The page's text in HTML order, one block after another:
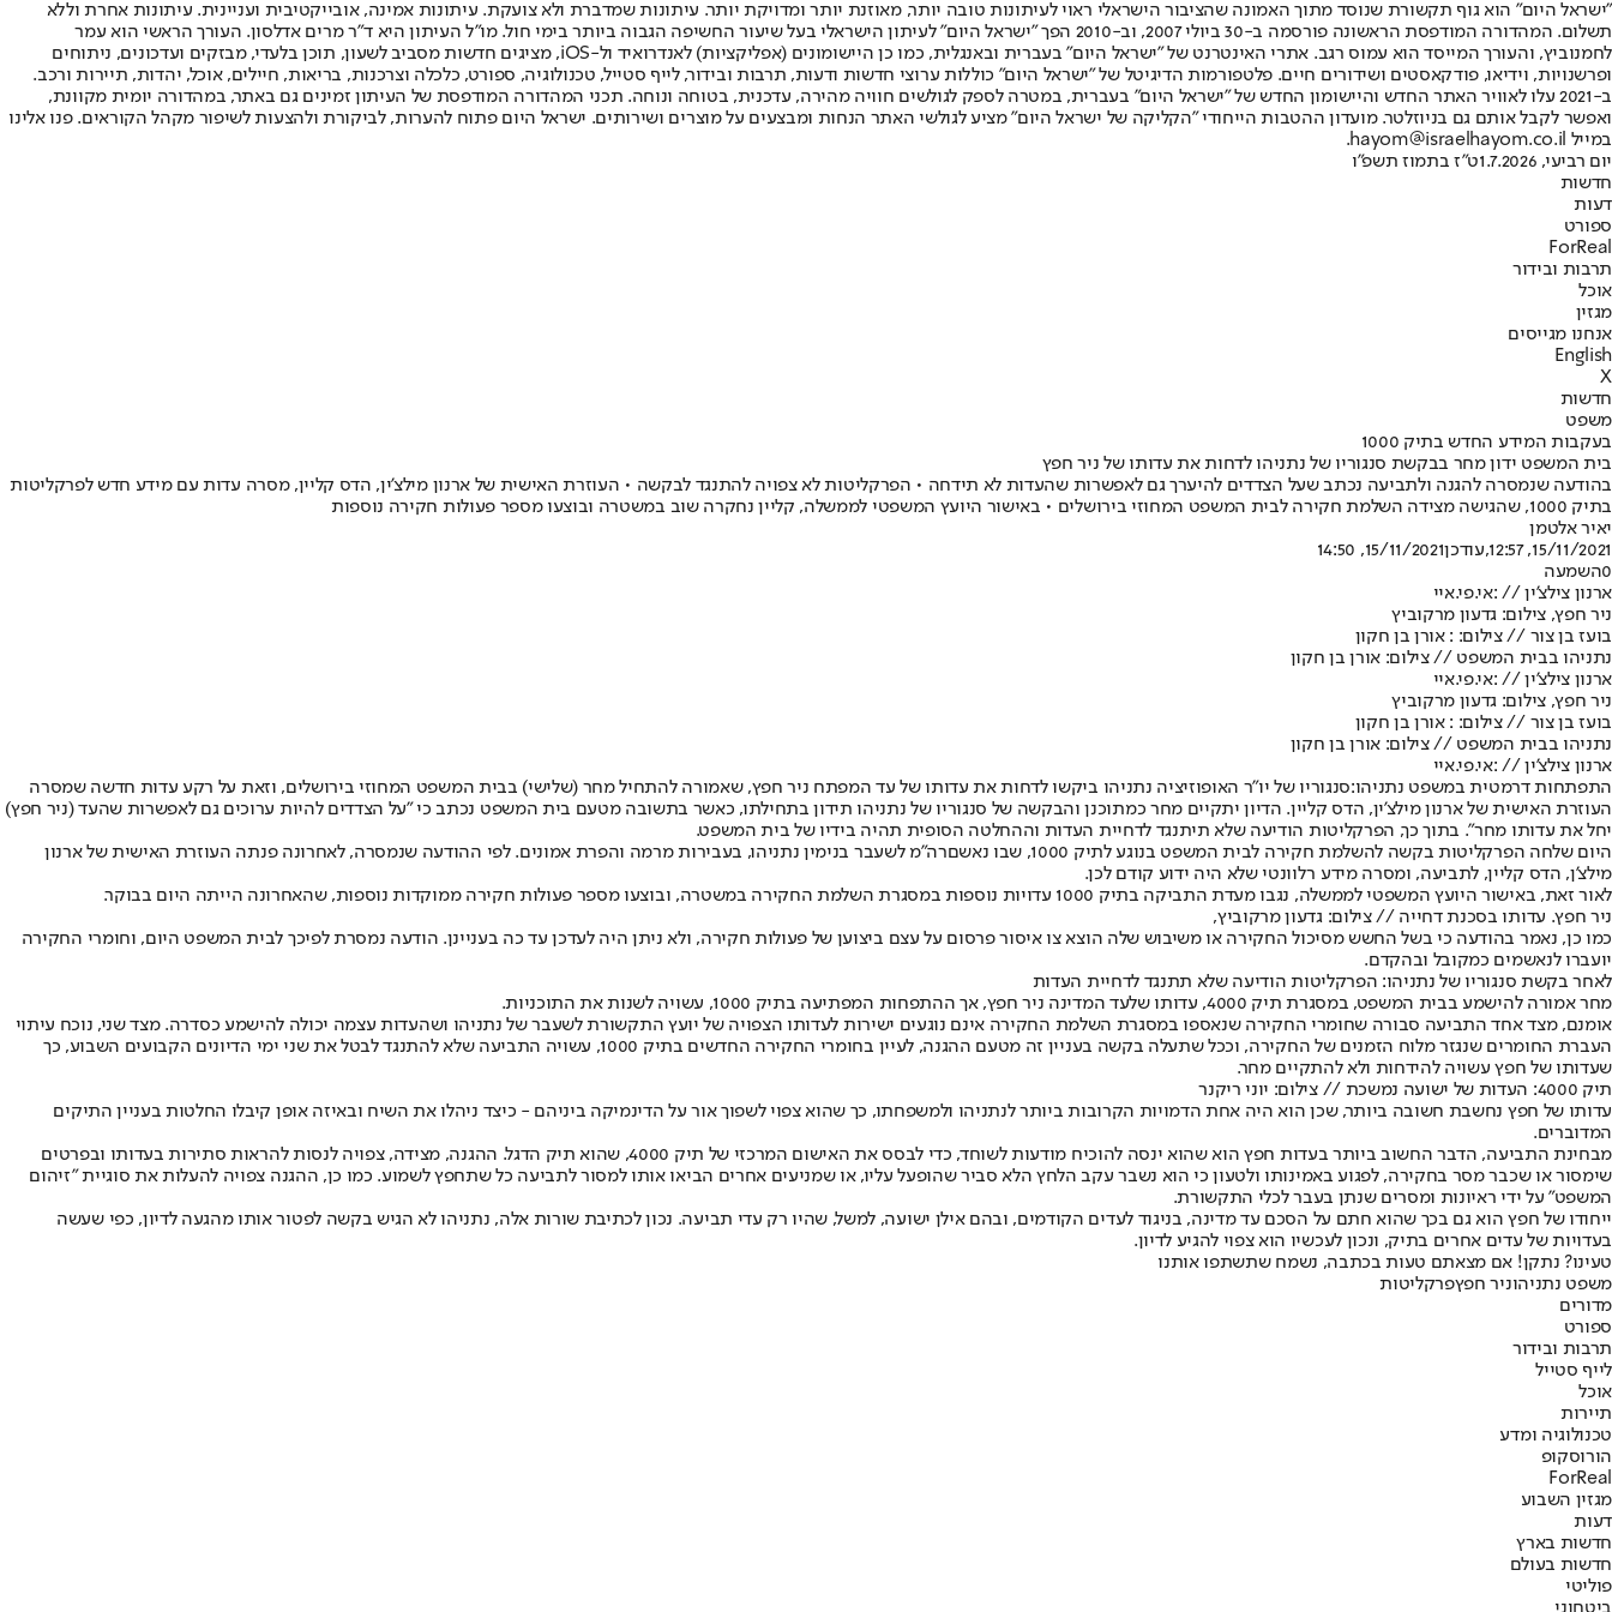
"ישראל היום" הוא גוף תקשורת שנוסד מתוך האמונה שהציבור הישראלי ראוי לעיתונות טובה יותר, מאוזנת יותר ומדויקת יותר. עיתונות שמדברת ולא צועקת. עיתונות אמינה, אובייקטיבית ועניינית. עיתונות אחרת וללא
תשלום. המהדורה המודפסת הראשונה פורסמה ב-30 ביולי 2007, וב-2010 הפך "ישראל היום" לעיתון הישראלי בעל שיעור החשיפה הגבוה ביותר בימי חול. מו"ל העיתון היא ד"ר מרים אדלסון. העורך הראשי הוא עמר
לחמנוביץ, והעורך המייסד הוא עמוס רגב. אתרי האינטרנט של "ישראל היום" בעברית ובאנגלית, כמו כן היישומונים (אפליקציות) לאנדרואיד ול-iOS, מציגים חדשות מסביב לשעון, תוכן בלעדי, מבזקים ועדכונים, ניתוחים
ופרשנויות, וידיאו, פודקאסטים ושידורים חיים. פלטפורמות הדיגיטל של "ישראל היום" כוללות ערוצי חדשות ודעות, תרבות ובידור, לייף סטייל, טכנולוגיה, ספורט, כלכלה וצרכנות, בריאות, חיילים, אוכל, יהדות, תיירות ורכב.
ב-2021 עלו לאוויר האתר החדש והיישומון החדש של "ישראל היום" בעברית, במטרה לספק לגולשים חוויה מהירה, עדכנית, בטוחה ונוחה. תכני המהדורה המודפסת של העיתון זמינים גם באתר, במהדורה יומית מקוונת,
ואפשר לקבל אותם גם בניוזלטר. מועדון ההטבות הייחודי "הקליקה של ישראל היום" מציע לגולשי האתר הנחות ומבצעים על מוצרים ושירותים. ישראל היום פתוח להערות, לביקורת ולהצעות לשיפור מקהל הקוראים. פנו אלינו
במייל hayom@israelhayom.co.il.
יום רביעי, 1.7.2026
ט"ז בתמוז תשפ"ו
חדשות
דעות
ספורט
ForReal
תרבות ובידור
אוכל
מגזין
אנחנו מגייסים
English
X
חדשות
משפט
בעקבות המידע החדש בתיק 1000
בית המשפט ידון מחר בבקשת סנגוריו של נתניהו לדחות את עדותו של ניר חפץ
בהודעה שנמסרה להגנה ולתביעה נכתב שעל הצדדים להיערך גם לאפשרות שהעדות לא תידחה • הפרקליטות לא צפויה להתנגד לבקשה • העוזרת האישית של ארנון מילצ'ין, הדס קליין, מסרה עדות עם מידע חדש לפרקליטות
בתיק 1000, שהגישה מצידה השלמת חקירה לבית המשפט המחוזי בירושלים • באישור היועץ המשפטי לממשלה, קליין נחקרה שוב במשטרה ובוצעו מספר פעולות חקירה נוספות
יאיר אלטמן
15/11/2021, 12:57
,עודכן15/11/2021, 14:50
0השמעה
ארנון צילצ'ין // :אי.פי.איי
ניר חפץ, צילום: גדעון מרקוביץ
בועז בן צור // צילום: : אורן בן חקון
נתניהו בבית המשפט // צילום: אורן בן חקון
ארנון צילצ'ין // :אי.פי.איי
ניר חפץ, צילום: גדעון מרקוביץ
בועז בן צור // צילום: : אורן בן חקון
נתניהו בבית המשפט // צילום: אורן בן חקון
ארנון צילצ'ין // :אי.פי.איי
התפתחות דרמטית במשפט נתניהו:סנגוריו של יו"ר האופוזיציה נתניהו ביקשו לדחות את עדותו של עד המפתח ניר חפץ, שאמורה להתחיל מחר (שלישי) בבית המשפט המחוזי בירושלים, וזאת על רקע עדות חדשה שמסרה
העוזרת האישית של ארנון מילצ'ין, הדס קליין. הדיון יתקיים מחר כמתוכנן והבקשה של סנגוריו של נתניהו תידון בתחילתו, כאשר בתשובה מטעם בית המשפט נכתב כי "על הצדדים להיות ערוכים גם לאפשרות שהעד (ניר חפץ)
יחל את עדותו מחר". בתוך כך, הפרקליטות הודיעה שלא תיתנגד לדחיית העדות וההחלטה הסופית תהיה בידיו של בית המשפט.
היום שלחה הפרקליטות בקשה להשלמת חקירה לבית המשפט בנוגע לתיק 1000, שבו נאשם
רה"מ לשעבר בנימין נתניהו, בעבירות מרמה והפרת אמונים. לפי ההודעה שנמסרה, לאחרונה פנתה העוזרת האישית של ארנון
מילצ'ן, הדס קליין, לתביעה, ומסרה מידע רלוונטי שלא היה ידוע קודם לכן.
לאור זאת, באישור היועץ המשפטי לממשלה, נגבו מעדת התביקה בתיק 1000 עדויות נוספות במסגרת השלמת החקירה במשטרה, ובוצעו מספר פעולות חקירה ממוקדות נוספות, שהאחרונה הייתה היום בבוקר.
ניר חפץ. עדותו בסכנת דחייה // צילום: גדעון מרקוביץ,
כמו כן, נאמר בהודעה כי בשל החשש מסיכול החקירה או משיבוש שלה הוצא צו איסור פרסום על עצם ביצוען של פעולות חקירה, ולא ניתן היה לעדכן עד כה בעניינן. הודעה נמסרת לפיכך לבית המשפט היום, וחומרי החקירה
יועברו לנאשמים כמקובל ובהקדם.
לאחר בקשת סנגוריו של נתניהו: הפרקליטות הודיעה שלא תתנגד לדחיית העדות
מחר אמורה להישמע בבית המשפט, במסגרת תיק 4000, עדותו של
עד המדינה ניר חפץ, אך ההתפחות המפתיעה בתיק 1000, עשויה לשנות את התוכניות.
אומנם, מצד אחד התביעה סבורה שחומרי החקירה שנאספו במסגרת השלמת החקירה אינם נוגעים ישירות לעדותו הצפויה של יועץ התקשורת לשעבר של נתניהו ושהעדות עצמה יכולה להישמע כסדרה. מצד שני, נוכח עיתוי
העברת החומרים שנגזר מלוח הזמנים של החקירה, וככל שתעלה בקשה בעניין זה מטעם ההגנה, לעיין בחומרי החקירה החדשים בתיק 1000, עשויה התביעה שלא להתנגד לבטל את שני ימי הדיונים הקבועים השבוע, כך
שעדותו של חפץ עשויה להידחות ולא להתקיים מחר.
תיק 4000: העדות של ישועה נמשכת // צילום: יוני ריקנר
עדותו של חפץ נחשבת חשובה ביותר, שכן הוא היה אחת הדמויות הקרובות ביותר לנתניהו ולמשפחתו, כך שהוא צפוי לשפוך אור על הדינמיקה ביניהם - כיצד ניהלו את השיח ובאיזה אופן קיבלו החלטות בעניין התיקים
המדוברים.
מבחינת התביעה, הדבר החשוב ביותר בעדות חפץ הוא שהוא ינסה להוכיח מודעות לשוחד, כדי לבסס את האישום המרכזי של תיק 4000, שהוא תיק הדגל. ההגנה, מצידה, צפויה לנסות להראות סתירות בעדותו ובפרטים
שימסור או שכבר מסר בחקירה, לפגוע באמינותו ולטעון כי הוא נשבר עקב הלחץ הלא סביר שהופעל עליו, או שמניעים אחרים הביאו אותו למסור לתביעה כל שתחפץ לשמוע. כמו כן, ההגנה צפויה להעלות את סוגיית "זיהום
המשפט" על ידי ראיונות ומסרים שנתן בעבר לכלי התקשורת.
ייחודו של חפץ הוא גם בכך שהוא חתם על הסכם עד מדינה, בניגוד לעדים הקודמים, ובהם אילן ישועה, למשל, שהיו רק עדי תביעה. נכון לכתיבת שורות אלה, נתניהו לא הגיש בקשה לפטור אותו מהגעה לדיון, כפי שעשה
בעדויות של עדים אחרים בתיק, ונכון לעכשיו הוא צפוי להגיע לדיון.
טעינו? נתקן! אם מצאתם טעות בכתבה, נשמח שתשתפו אותנו
משפט נתניהוניר חפץפרקליטות
מדורים
ספורט
תרבות ובידור
לייף סטייל
אוכל
תיירות
טכנולוגיה ומדע
הורוסקופ
ForReal
מגזין השבוע
דעות
חדשות בארץ
חדשות בעולם
פוליטי